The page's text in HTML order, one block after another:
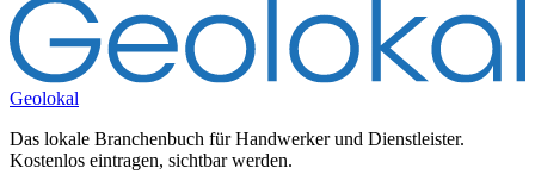
Geolokal
Das lokale Branchenbuch für Handwerker und Dienstleister.
Kostenlos eintragen, sichtbar werden.